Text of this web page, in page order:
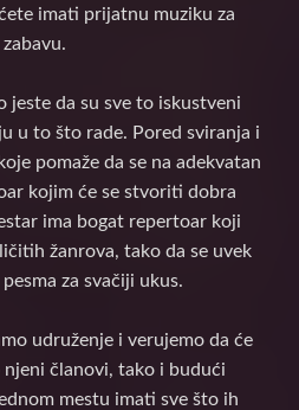
imati prijatnu muziku za
zabavu.
jeste da su sve to iskustveni
u to što rade. Pored sviranja i
pomaže da se na adekvatan
kojim će se stvoriti dobra
ima bogat repertoar koji
žanrova, tako da se uvek
za svačiji ukus.
udruženje i verujemo da će
članovi, tako i budući
mestu imati sve što ih